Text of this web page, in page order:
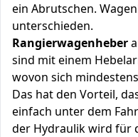
ein Abrutschen.
unterschieden.
Rangierwagenheber
sind mit einem
wovon sich
Das hat den Vorteil,
einfach unter dem
der Hydraulik wird für